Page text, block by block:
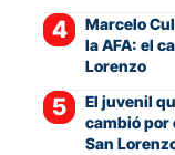
Marcelo
la AFA: el
Lorenzo
El juvenil
cambió por
San